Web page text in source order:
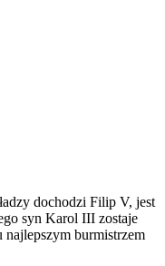
dochodzi Filip V, jest
syn Karol III zostaje
burmistrzem